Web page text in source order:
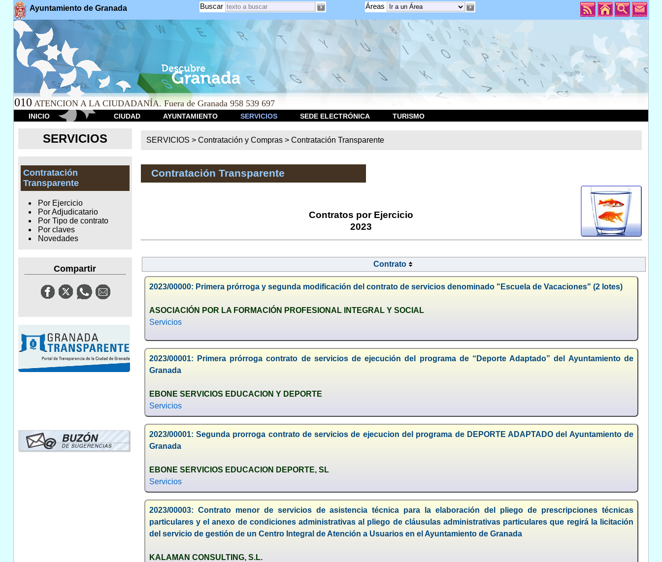
Ayuntamiento de Granada Áreas
Buscar
010 ATENCION A LA CIUDADANÍA. Fuera de Granada 958 539 697
INICIO CIUDAD AYUNTAMIENTO SERVICIOS SEDE ELECTRÓNICA TURISMO
SERVICIOS
Contratación
Transparente
Por Ejercicio
Por Adjudicatario
Por Tipo de contrato
Por claves
Novedades
Compartir
SERVICIOS >Contratación y Compras >Contratación Transparente
Contratación Transparente
Contratos por Ejercicio
2023
Contrato
2023/00000: Primera prórroga y segunda modificación del contrato de servicios denominado "Escuela de Vacaciones" (2 lotes)
ASOCIACIÓN POR LA FORMACIÓN PROFESIONAL INTEGRAL Y SOCIAL
Servicios
2023/00001: Primera prórroga contrato de servicios de ejecución del programa de “Deporte Adaptado” del Ayuntamiento de
Granada
EBONE SERVICIOS EDUCACION Y DEPORTE
Servicios
2023/00001: Segunda prorroga contrato de servicios de ejecucion del programa de DEPORTE ADAPTADO del Ayuntamiento de
Granada
EBONE SERVICIOS EDUCACION DEPORTE, SL
Servicios
2023/00003: Contrato menor de servicios de asistencia técnica para la elaboración del pliego de prescripciones técnicas
particulares y el anexo de condiciones administrativas al pliego de cláusulas administrativas particulares que regirá la licitación
del servicio de gestión de un Centro Integral de Atención a Usuarios en el Ayuntamiento de Granada
KALAMAN CONSULTING, S.L.